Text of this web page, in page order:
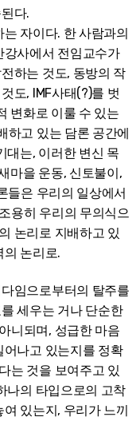
다.
자이다. 한 사람과의
강사에서 전임교수가
하는 것도, 동방의 작
도, IMF사태(?)를 벗
변화로 이룰 수 있는
하고 있는 담론 공간에
대는, 이러한 변신 목
마을 운동, 신토불이,
들은 우리의 일상에서
용히 우리의 무의식으
논리로 지배하고 있
의 논리로.
임으로부터의 탈주를
세우는 거나 단순한
니되며, 성급한 마음
어나고 있는지를 정확
는 것을 보여주고 있
나의 타입으로의 고착
있는지, 우리가 느끼